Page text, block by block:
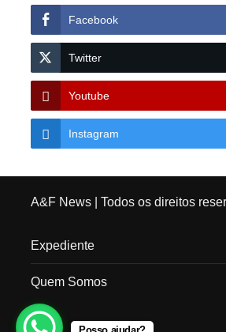
Facebook
Twitter
Youtube
Instagram
A&F News| Todos os direitos
Expediente
Quem Somos